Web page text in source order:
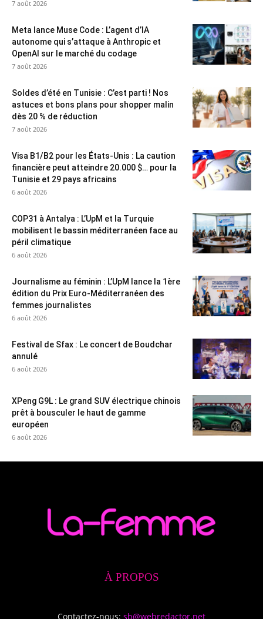
7 août 2026
Meta lance Muse Code : L’agent d’IA
autonome qui s’attaque à Anthropic et
OpenAI sur le marché du codage
7 août 2026
Soldes d’été en Tunisie : C’est parti ! Nos
astuces et bons plans pour shopper malin
dès 20 % de réduction
7 août 2026
Visa B1/B2 pour les États-Unis : La caution
financière peut atteindre 20.000 $… pour la
Tunisie et 29 pays africains
6 août 2026
COP31 à Antalya : L’UpM et la Turquie
mobilisent le bassin méditerranéen face au
péril climatique
6 août 2026
Journalisme au féminin : L’UpM lance la 1ère
édition du Prix Euro-Méditerranéen des
femmes journalistes
6 août 2026
Festival de Sfax : Le concert de Boudchar
annulé
6 août 2026
XPeng G9L : Le grand SUV électrique chinois
prêt à bousculer le haut de gamme
européen
6 août 2026
À PROPOS
Contactez-nous: sb@webredactor.net